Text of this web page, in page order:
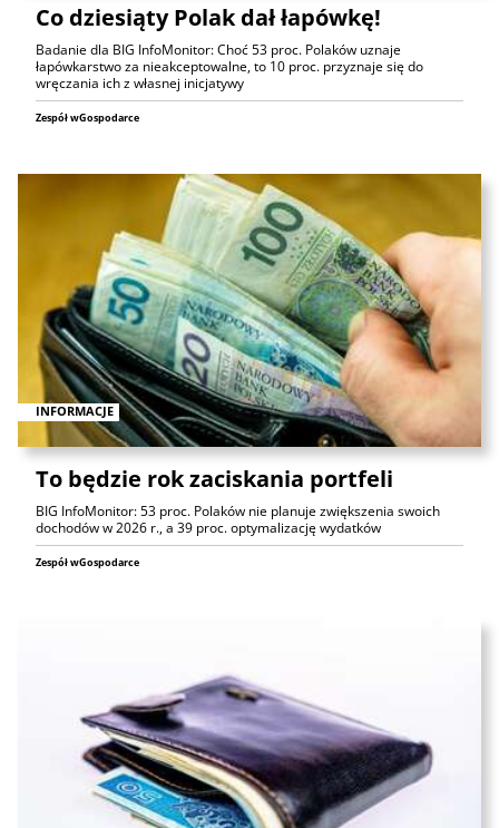
Co dziesiąty Polak dał łapówkę!
Badanie dla BIG InfoMonitor: Choć 53 proc. Polaków uznaje
łapówkarstwo za nieakceptowalne, to 10 proc. przyznaje się do
wręczania ich z własnej inicjatywy
Zespół wGospodarce
INFORMACJE
To będzie rok zaciskania portfeli
BIG InfoMonitor: 53 proc. Polaków nie planuje zwiększenia swoich
dochodów w 2026 r., a 39 proc. optymalizację wydatków
Zespół wGospodarce